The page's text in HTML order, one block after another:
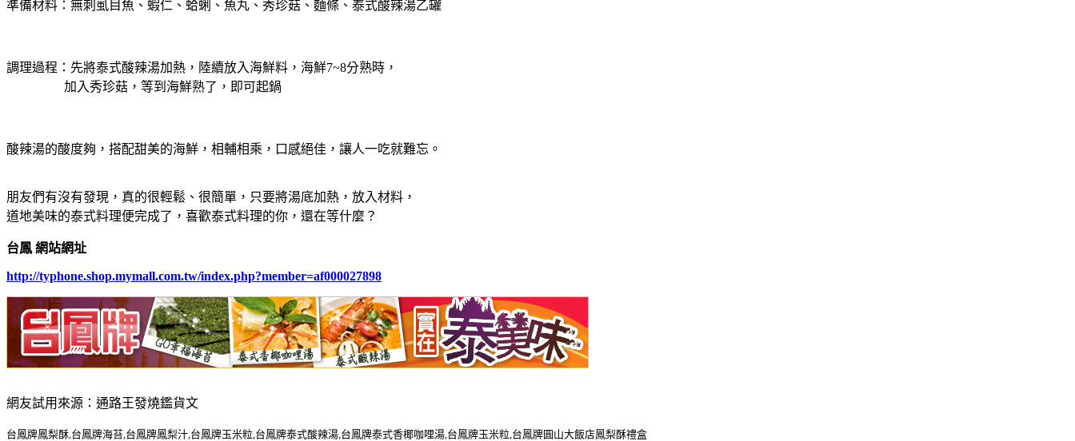
準備材料：無刺虱目魚 、蝦仁 、蛤蜊 、魚丸 、 秀珍菇、麵條 、 泰式酸辣湯乙罐
調理過程：先將泰式酸辣湯加熱， 陸續放入海鮮料，海鮮7~8分熟時，
加入秀珍菇，等到海鮮熟了，即可起鍋
酸辣湯的酸度夠，搭配甜美的海鮮，相輔相乘，口感絕佳，讓人一吃就難忘。
朋友們有沒有發現，真的很輕鬆 、 很簡單，只要將湯底加熱，放入材料，
道地美味的泰式料理便完成了，喜歡泰式料理的你，還在等什麼？
台鳳 網站網址
http://typhone.shop.mymall.com.tw/index.php?member=af000027898
網友試用來源：通路王發燒鑑貨文
台鳳牌鳳梨酥,台鳳牌海苔,台鳳牌鳳梨汁,台鳳牌玉米粒,台鳳牌泰式酸辣湯,台鳳牌泰式香椰咖哩湯,台鳳牌玉米粒,台鳳牌圓山大飯店鳳梨酥禮盒